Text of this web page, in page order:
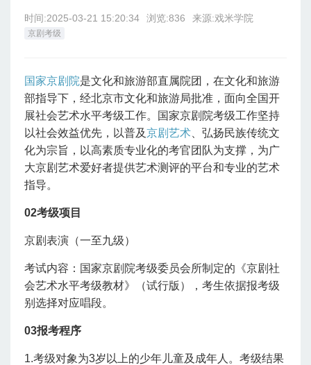
时间:2025-03-21 15:20:34 浏览:836 来源:戏米学院
京剧考级
国家京剧院是文化和旅游部直属院团，在文化和旅游
部指导下，经北京市文化和旅游局批准，面向全国开
展社会艺术水平考级工作。国家京剧院考级工作坚持
以社会效益优先，以普及京剧艺术 、弘扬民族传统文
化为宗旨，以高素质专业化的考官团队为支撑，为广
大京剧艺术爱好者提供艺术测评的平台和专业的艺术
指导。
02考级项目
京剧表演（一至九级）
考试内容：国家京剧院考级委员会所制定的《京剧社
会艺术水平考级教材》（试行版），考生依据报考级
别选择对应唱段。
03报考程序
1.考级对象为3岁以上的少年儿童及成年人。考级结果